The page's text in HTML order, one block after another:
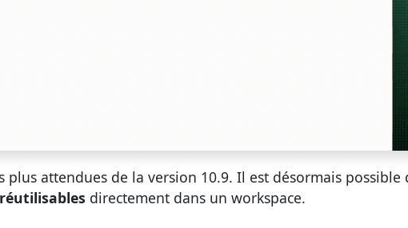
plus attendues de la version 10.9. Il est désormais possible
directement dans un workspace.